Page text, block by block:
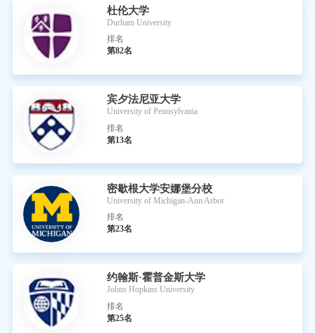
杜伦大学
Durham University
排名
第82名
宾夕法尼亚大学
University of Pennsylvania
排名
第13名
密歇根大学安娜堡分校
University of Michigan-Ann Arbor
排名
第23名
约翰斯·霍普金斯大学
Johns Hopkins University
排名
第25名